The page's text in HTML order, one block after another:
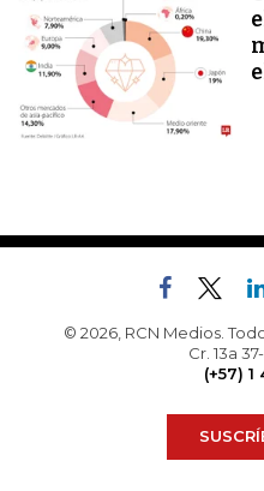
© 2026, RCN Medios.
Cr. 13a
(+57)